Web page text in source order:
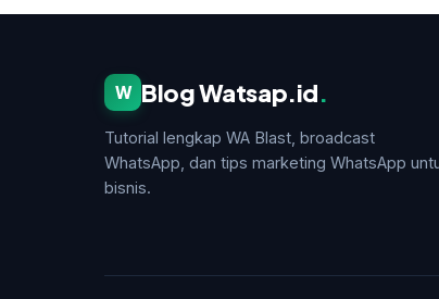
W Blog Watsap.id.
Tutorial lengkap WA Blast, broadcast
WhatsApp, dan tips marketing WhatsApp
bisnis.